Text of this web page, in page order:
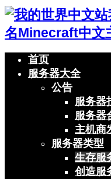
名Minecraft中文
首页
服务器大全
公告
服务器
服务器
主机商
服务器类型
生存服
创造服